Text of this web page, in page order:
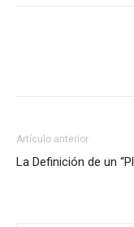
Artículo anterior
La Definición de un